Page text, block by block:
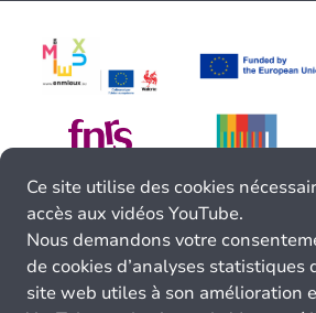
Ce site utilise des cookies
accès aux vidéos YouTube.
Nous demandons votre
de cookies d’analyses
site web utiles à son amélioration